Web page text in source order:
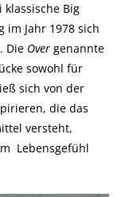
klassische Big
im Jahr 1978 sich
Die Over genannte
sowohl für
sich von der
die das
versteht,
Lebensgefühl